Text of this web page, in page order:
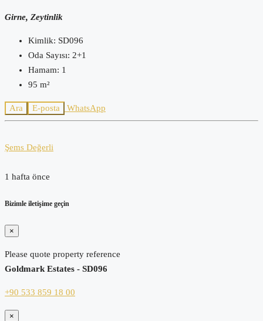
Girne, Zeytinlik
Kimlik: SD096
Oda Sayısı: 2+1
Hamam: 1
95 m²
Ara E-posta WhatsApp
Şems Değerli
1 hafta önce
Bizimle iletişime geçin
×
Please quote property reference
Goldmark Estates - SD096
+90 533 859 18 00
×